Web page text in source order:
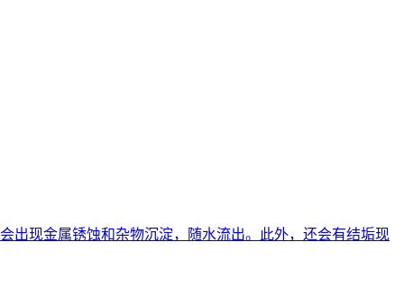
出现金属锈蚀和杂物沉淀，随水流出。此外，还会有结垢现